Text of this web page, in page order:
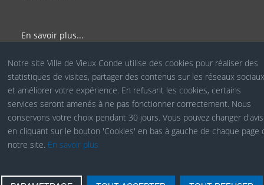
En savoir plus...
© Site Officiel de la Ville de Vieux Condé - Réalisé par le
Service COM
Notre site Ville de Vieux Conde utilise des cookies pour réaliser des
statistiques de visites, partager des contenus sur les réseaux
et améliorer votre expérience. En refusant les cookies, certains
services seront amenés à ne pas fonctionner correctement. Nous
conservons votre choix pendant 30 jours. Vous pouvez changer d'avis
en cliquant sur le bouton 'Cookies' en bas à gauche de chaque page
notre site. En savoir plus